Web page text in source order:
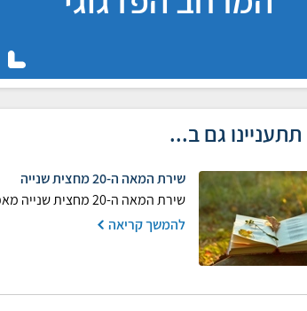
תתעניינו גם ב...
שירת המאה ה-20 מחצית שנייה
שירת המאה ה-20 מחצית שנייה מאפשרת היכרות עם יוצרים עבריים ייחודיים שפעלו וכתבו במאה ה-20
להמשך קריאה